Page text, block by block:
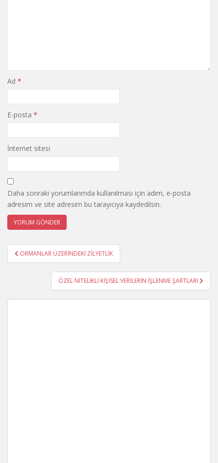
Ad *
E-posta *
İnternet sitesi
Daha sonraki yorumlarımda kullanılması için adım, e-posta
adresim ve site adresim bu tarayıcıya kaydedilsin.
Yazı
gezinmesi
ORMANLAR ÜZERİNDEKİ ZİLYETLİK
ÖZEL NİTELİKLİ KİŞİSEL VERİLERİN İŞLENME ŞARTLARI